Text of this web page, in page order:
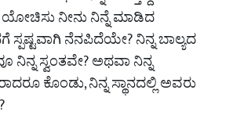
ಯೋಚಿಸು ನೀನು ನಿನ್ನೆ ಮಾಡಿದ
ಸ್ಪಷ್ಟವಾಗಿ ನೆನಪಿದೆಯೇ? ನಿನ್ನ ಬಾಲ್ಯದ
ನಿನ್ನ ಸ್ವಂತವೇ? ಅಥವಾ ನಿನ್ನ
ಕೊಂಡು, ನಿನ್ನ ಸ್ಥಾನದಲ್ಲಿ ಅವರು